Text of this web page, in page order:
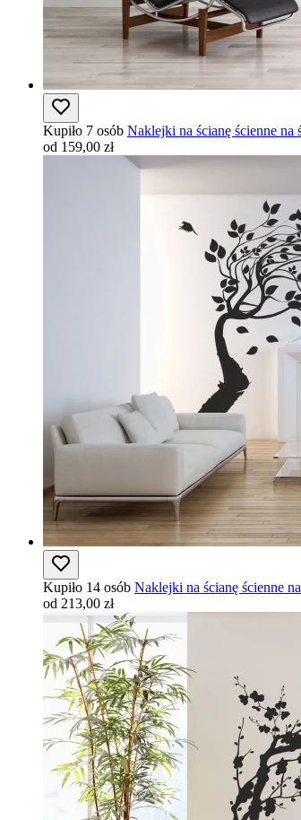
Kupiło 7 osób Naklejki na ścianę ścienne
od 159,00 zł
Kupiło 14 osób Naklejki na ścianę ścienne
od 213,00 zł